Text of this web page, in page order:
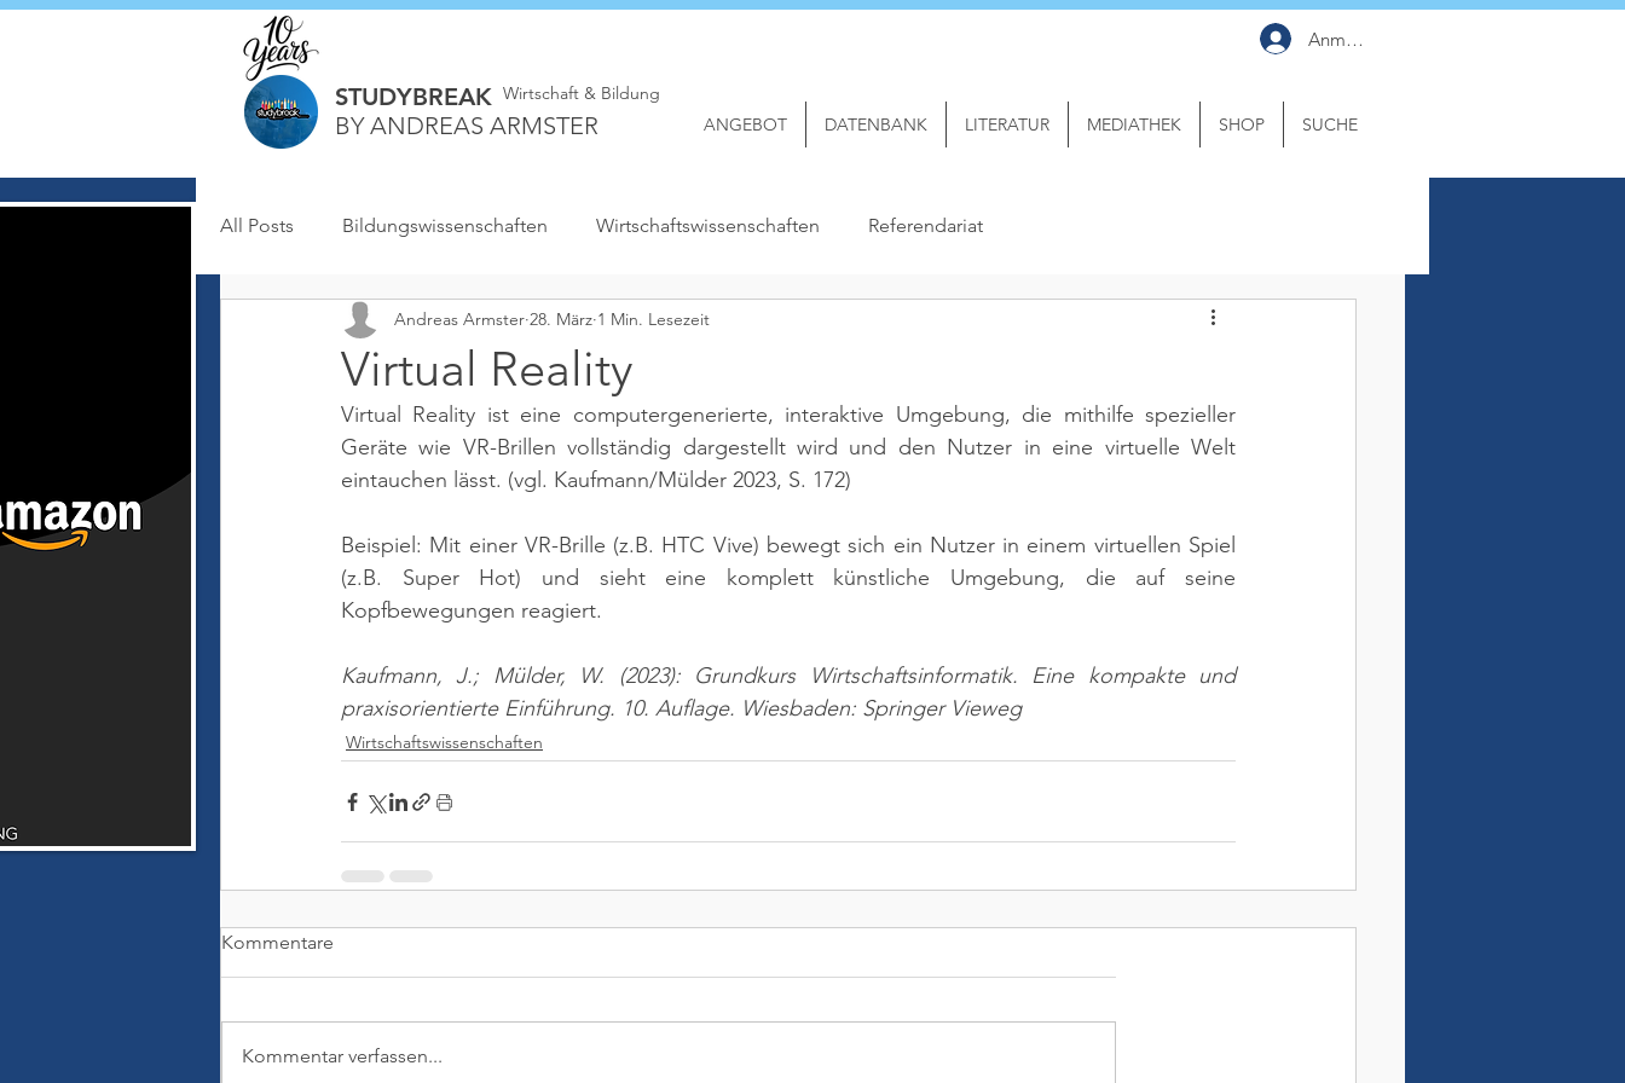
STUDYBREAK
BY ANDREAS ARMSTER
Wirtschaft & Bildung
Anmelden
ANGEBOT DATENBANK LITERATUR MEDIATHEK SHOP SUCHE
All Posts Bildungswissenschaften Wirtschaftswissenschaften Referendariat
Virtual Reality
Andreas Armster 28. März 1 Min. Lesezeit
Virtual Reality ist eine computergenerierte, interaktive Umgebung, die mithilfe spezieller
Geräte wie VR-Brillen vollständig dargestellt wird und den Nutzer in eine virtuelle Welt
eintauchen lässt. (vgl. Kaufmann/Mülder 2023, S. 172)
Beispiel: Mit einer VR-Brille (z.B. HTC Vive) bewegt sich ein Nutzer in einem virtuellen Spiel
(z.B. Super Hot) und sieht eine komplett künstliche Umgebung, die auf seine
Kopfbewegungen reagiert.
Kaufmann, J.; Mülder, W. (2023): Grundkurs Wirtschaftsinformatik. Eine kompakte und
praxisorientierte Einführung. 10. Auflage. Wiesbaden: Springer Vieweg
Wirtschaftswissenschaften
Kommentare
Kommentar verfassen...